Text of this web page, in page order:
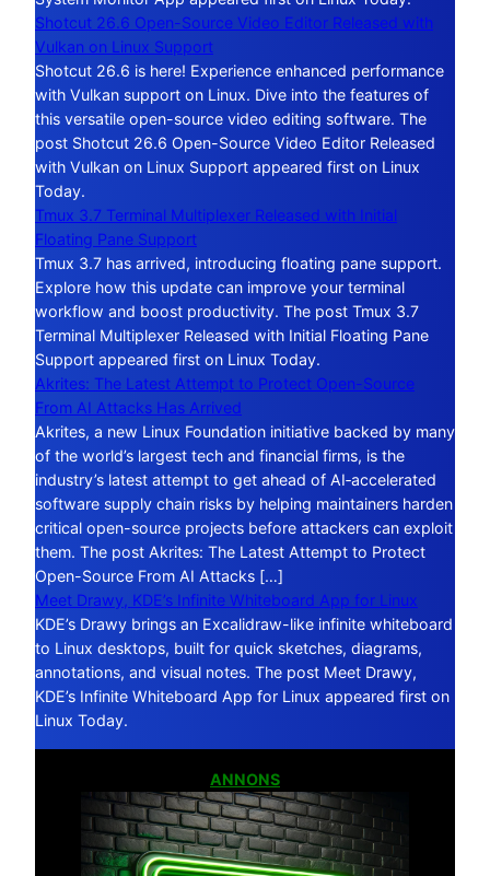
Shotcut 26.6 Open-Source Video Editor Released with
Vulkan on Linux Support
Shotcut 26.6 is here! Experience enhanced performance
with Vulkan support on Linux. Dive into the features of
this versatile open-source video editing software. The
post Shotcut 26.6 Open-Source Video Editor Released
with Vulkan on Linux Support appeared first on Linux
Today.
Tmux 3.7 Terminal Multiplexer Released with Initial
Floating Pane Support
Tmux 3.7 has arrived, introducing floating pane support.
Explore how this update can improve your terminal
workflow and boost productivity. The post Tmux 3.7
Terminal Multiplexer Released with Initial Floating Pane
Support appeared first on Linux Today.
Akrites: The Latest Attempt to Protect Open-Source
From AI Attacks Has Arrived
Akrites, a new Linux Foundation initiative backed by many
of the world’s largest tech and financial firms, is the
industry’s latest attempt to get ahead of AI‑accelerated
software supply chain risks by helping maintainers harden
critical open-source projects before attackers can exploit
them. The post Akrites: The Latest Attempt to Protect
Open-Source From AI Attacks […]
Meet Drawy, KDE’s Infinite Whiteboard App for Linux
KDE’s Drawy brings an Excalidraw-like infinite whiteboard
to Linux desktops, built for quick sketches, diagrams,
annotations, and visual notes. The post Meet Drawy,
KDE’s Infinite Whiteboard App for Linux appeared first on
Linux Today.
ANNONS